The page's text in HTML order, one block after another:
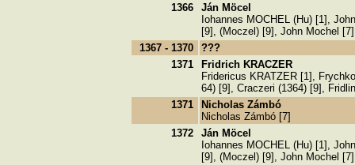
1366
Ján Möcel
Iohannes MOCHEL (Hu) [1],
[9], (Moczel) [9], John Mochel [7]
1367 - 1370
???
1371
Fridrich KRACZER
Fridericus KRATZER [1],
64) [9], Craczeri (1364) [9],
1371
Nicholas Zámbó
Nicholas Zámbó [7]
1372
Ján Möcel
Iohannes MOCHEL (Hu) [1],
[9], (Moczel) [9], John Mochel [7]